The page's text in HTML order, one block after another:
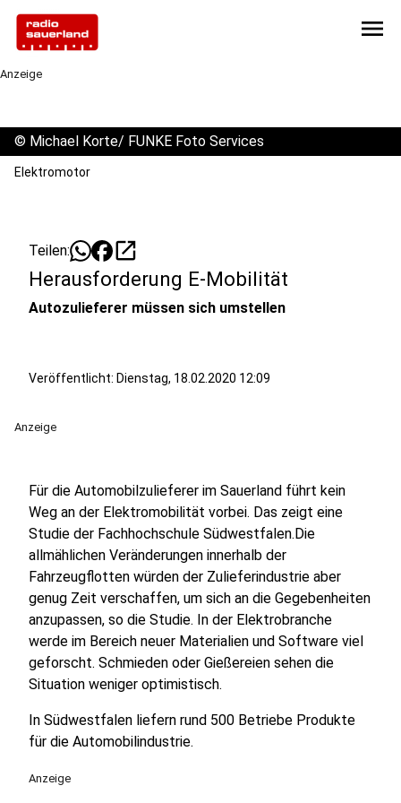
menu
Anzeige
© Michael Korte/ FUNKE Foto Services
Elektromotor
Teilen: open_in_new
Herausforderung E-Mobilität
Autozulieferer müssen sich umstellen
Veröffentlicht: Dienstag, 18.02.2020 12:09
Anzeige
Für die Automobilzulieferer im Sauerland führt kein
Weg an der Elektromobilität vorbei. Das zeigt eine
Studie der Fachhochschule Südwestfalen.Die
allmählichen Veränderungen innerhalb der
Fahrzeugflotten würden der Zulieferindustrie aber
genug Zeit verschaffen, um sich an die Gegebenheiten
anzupassen, so die Studie. In der Elektrobranche
werde im Bereich neuer Materialien und Software viel
geforscht. Schmieden oder Gießereien sehen die
Situation weniger optimistisch.
In Südwestfalen liefern rund 500 Betriebe Produkte
für die Automobilindustrie.
Anzeige